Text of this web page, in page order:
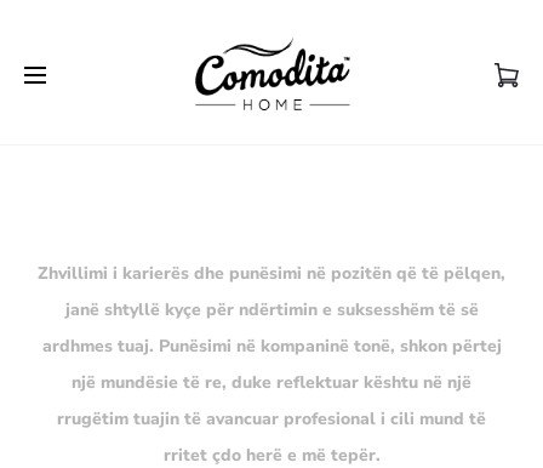
Zhvillimi i karierës dhe punësimi në pozitën që të pëlqen,
janë shtyllë kyçe për ndërtimin e suksesshëm të së
ardhmes tuaj. Punësimi në kompaninë tonë, shkon përtej
një mundësie të re, duke reflektuar kështu në një
rrugëtim tuajin të avancuar profesional i cili mund të
rritet çdo herë e më tepër.